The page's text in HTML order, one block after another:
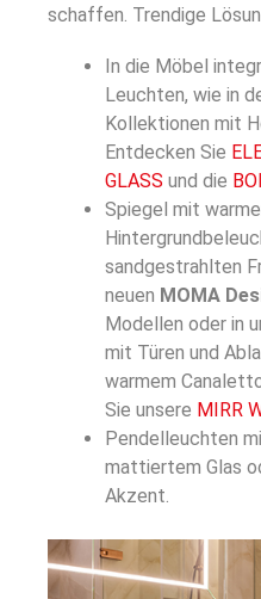
schaffen. Trendige
In die Möbel
Leuchten, wie in
Kollektionen mit
Entdecken Sie
GLASS und die
Spiegel mit
sandgestrahlten
neuen MOMA
Modellen oder in
mit Türen und
warmem
Sie unsere MIRR
Pendelleuchten
mattiertem Glas
Akzent.